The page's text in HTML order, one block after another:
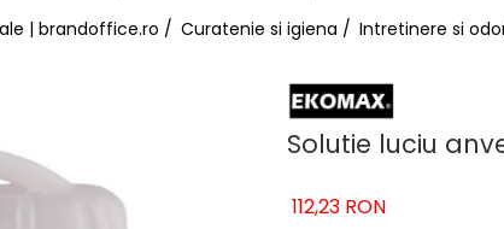
| brandoffice.ro / Curatenie si igiena / Intretinere si
Solutie luciu
112,23 RON